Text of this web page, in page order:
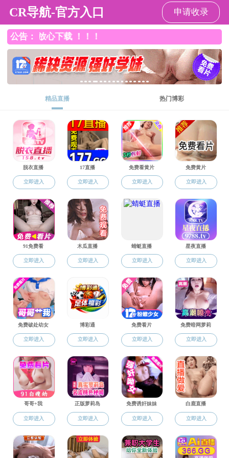
果冻传媒
果冻传媒概况 新闻动态
新闻动态
果冻
大赛
生“
果冻
年教
关闭